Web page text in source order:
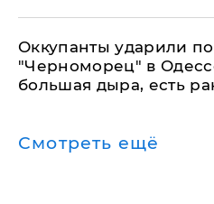
Оккупанты ударили
"Черноморец" в
большая дыра, есть
Смотреть ещё